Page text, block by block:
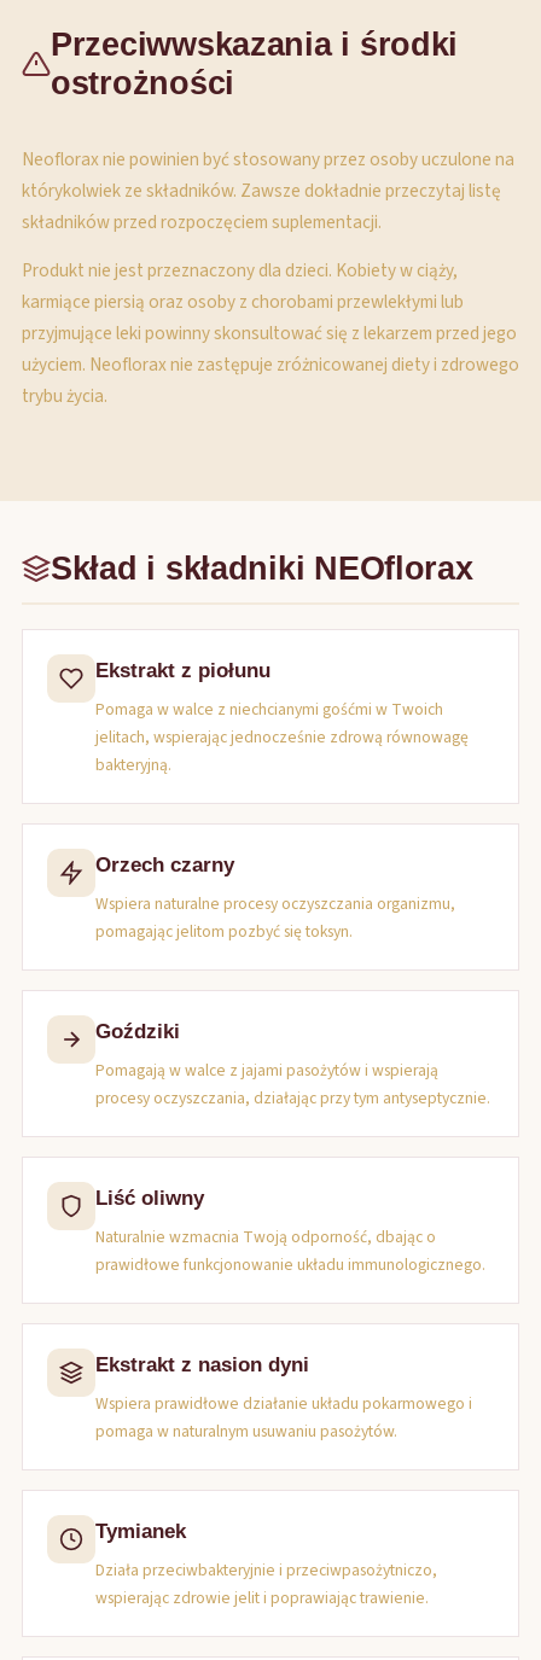
Przeciwwskazania i środki
ostrożności
Neoflorax nie powinien być stosowany przez osoby uczulone na
którykolwiek ze składników. Zawsze dokładnie przeczytaj listę
składników przed rozpoczęciem suplementacji.
Produkt nie jest przeznaczony dla dzieci. Kobiety w ciąży,
karmiące piersią oraz osoby z chorobami przewlekłymi lub
przyjmujące leki powinny skonsultować się z lekarzem przed jego
użyciem. Neoflorax nie zastępuje zróżnicowanej diety i zdrowego
trybu życia.
Skład i składniki NEOflorax
Ekstrakt z piołunu
Pomaga w walce z niechcianymi gośćmi w Twoich
jelitach, wspierając jednocześnie zdrową równowagę
bakteryjną.
Orzech czarny
Wspiera naturalne procesy oczyszczania organizmu,
pomagając jelitom pozbyć się toksyn.
Goździki
Pomagają w walce z jajami pasożytów i wspierają
procesy oczyszczania, działając przy tym antyseptycznie.
Liść oliwny
Naturalnie wzmacnia Twoją odporność, dbając o
prawidłowe funkcjonowanie układu immunologicznego.
Ekstrakt z nasion dyni
Wspiera prawidłowe działanie układu pokarmowego i
pomaga w naturalnym usuwaniu pasożytów.
Tymianek
Działa przeciwbakteryjnie i przeciwpasożytniczo,
wspierając zdrowie jelit i poprawiając trawienie.